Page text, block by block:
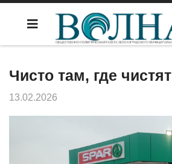
Чисто там, где чистят
13.02.2026